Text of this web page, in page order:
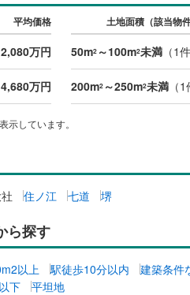
平均価格 土地面積（該当物件
2,080万円 50m2～100m2未満（1件
4,680万円 200m2～250m2未満（1
示しています。
住ノ江 七道 堺
ら探す
以上 駅徒歩10分以内 建築条件
下 平坦地